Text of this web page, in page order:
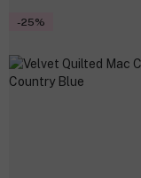
-25%